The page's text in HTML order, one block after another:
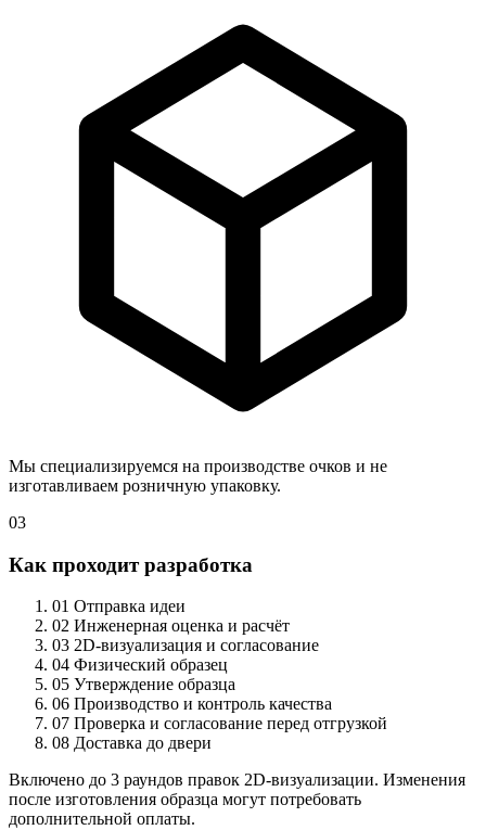
Мы специализируемся на производстве очков и не
изготавливаем розничную упаковку.
03
Как проходит разработка
01 Отправка идеи
02 Инженерная оценка и расчёт
03 2D-визуализация и согласование
04 Физический образец
05 Утверждение образца
06 Производство и контроль качества
07 Проверка и согласование перед отгрузкой
08 Доставка до двери
Включено до 3 раундов правок 2D-визуализации. Изменения
после изготовления образца могут потребовать
дополнительной оплаты.